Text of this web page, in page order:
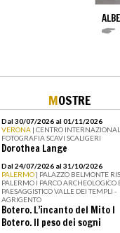
MOSTRE
Dal 30/07/2026 al 01/11/2026
VERONA | CENTRO
FOTOGRAFIA SCAVI SCALIGERI
Dorothea Lange
Dal 24/07/2026 al 31/10/2026
PALERMO | PALAZZO BELMONTE
PALERMO I PARCO ARCHEOLOGICO
PAESAGGISTICO VALLE DEI TEMPLI -
AGRIGENTO
Botero. L’incanto del Mito I
Botero. Il peso dei sogni